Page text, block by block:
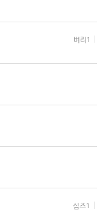
벼리1
심즈1